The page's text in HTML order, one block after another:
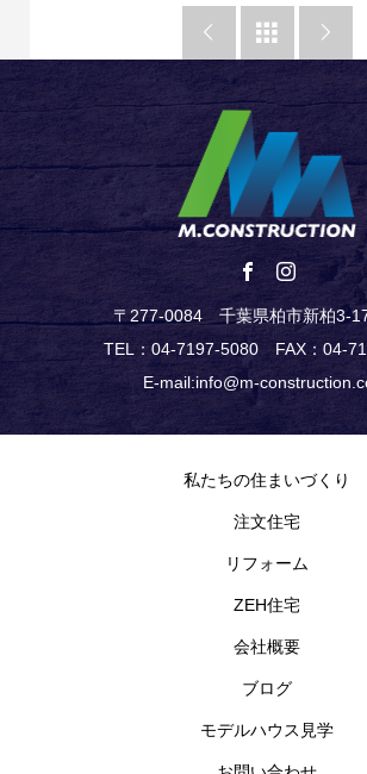
  
〒277-0084 千葉県柏市新柏3-
TEL：04-7197-5080 FAX：04-
E-mail:info@m-
私たちの住まいづくり
注文住宅
リフォーム
ZEH住宅
会社概要
ブログ
モデルハウス見学